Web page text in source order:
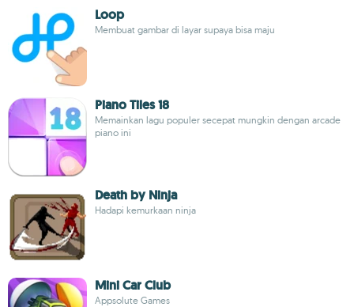
Loop
Membuat gambar di layar supaya bisa maju
Piano Tiles 18
Memainkan lagu populer secepat mungkin dengan arcade
piano ini
Death by Ninja
Hadapi kemurkaan ninja
Mini Car Club
Appsolute Games